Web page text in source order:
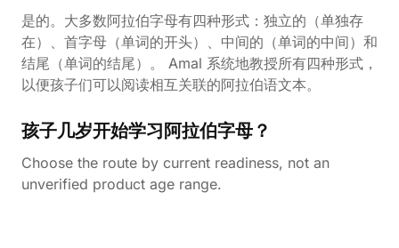
是的。大多数阿拉伯字母有四种形式：独立的（单独存
在）、首字母（单词的开头）、中间的（单词的中间）和
结尾（单词的结尾）。 Amal 系统地教授所有四种形式，
以便孩子们可以阅读相互关联的阿拉伯语文本。
孩子几岁开始学习阿拉伯字母？
Choose the route by current readiness, not an
unverified product age range.